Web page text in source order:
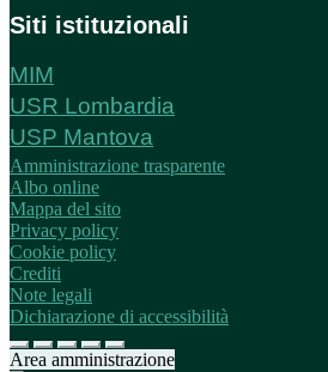
Siti istituzionali
MIM
USR Lombardia
USP Mantova
Amministrazione trasparente
Albo online
Mappa del sito
Privacy policy
Cookie policy
Crediti
Note legali
Dichiarazione di accessibilità
Area amministrazione